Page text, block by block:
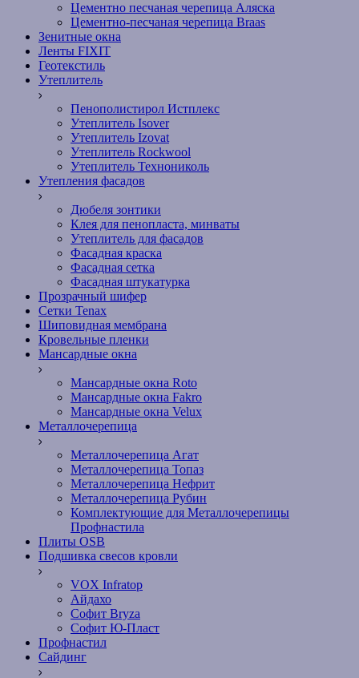
Цементно песчаная черепица Аляска
Цементно-песчаная черепица Braas
Зенитные окна
Ленты FIXIT
Геотекстиль
Утеплитель
Пенополистирол Истплекс
Утеплитель Isover
Утеплитель Izovat
Утеплитель Rockwool
Утеплитель Технониколь
Утепления фасадов
Дюбеля зонтики
Клея для пенопласта, минваты
Утеплитель для фасадов
Фасадная краска
Фасадная сетка
Фасадная штукатурка
Прозрачный шифер
Сетки Tenax
Шиповидная мембрана
Кровельные пленки
Мансардные окна
Мансардные окна Roto
Мансардные окна Fakro
Мансардные окна Velux
Металлочерепица
Металлочерепица Агат
Металлочерепица Топаз
Металлочерепица Нефрит
Металлочерепица Рубин
Комплектующие для Металлочерепицы
Профнастила
Плиты OSB
Подшивка свесов кровли
VOX Infratop
Айдахо
Софит Bryza
Софит Ю-Пласт
Профнастил
Сайдинг